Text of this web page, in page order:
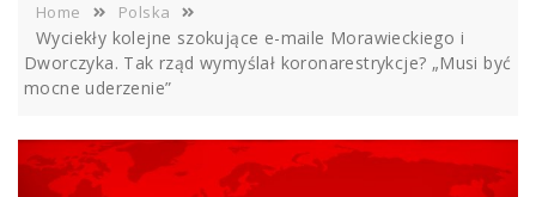
Home Polska
Wyciekły kolejne szokujące e-maile Morawieckiego i
Dworczyka. Tak rząd wymyślał koronarestrykcje? „Musi być
mocne uderzenie”